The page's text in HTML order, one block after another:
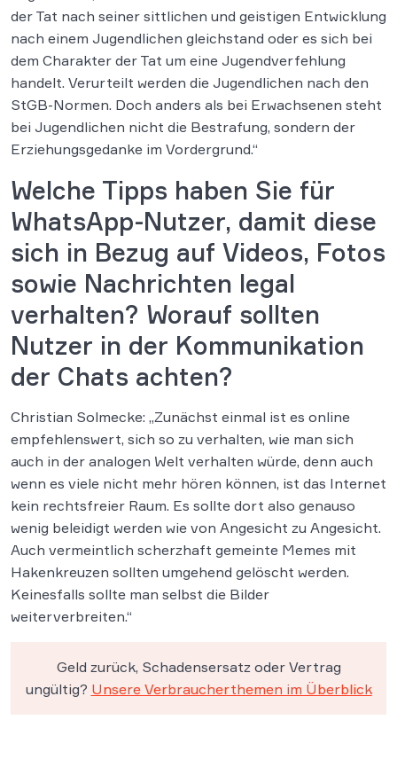
der Tat nach seiner sittlichen und geistigen Entwicklung
nach einem Jugendlichen gleichstand oder es sich bei
dem Charakter der Tat um eine Jugendverfehlung
handelt. Verurteilt werden die Jugendlichen nach den
StGB-Normen. Doch anders als bei Erwachsenen steht
bei Jugendlichen nicht die Bestrafung, sondern der
Erziehungsgedanke im Vordergrund.“
Welche Tipps haben Sie für
WhatsApp-Nutzer, damit diese
sich in Bezug auf Videos, Fotos
sowie Nachrichten legal
verhalten? Worauf sollten
Nutzer in der Kommunikation
der Chats achten?
Christian Solmecke: „Zunächst einmal ist es online
empfehlenswert, sich so zu verhalten, wie man sich
auch in der analogen Welt verhalten würde, denn auch
wenn es viele nicht mehr hören können, ist das Internet
kein rechtsfreier Raum. Es sollte dort also genauso
wenig beleidigt werden wie von Angesicht zu Angesicht.
Auch vermeintlich scherzhaft gemeinte Memes mit
Hakenkreuzen sollten umgehend gelöscht werden.
Keinesfalls sollte man selbst die Bilder
weiterverbreiten.“
Geld zurück, Schadensersatz oder Vertrag
ungültig? Unsere Verbraucherthemen im Überblick